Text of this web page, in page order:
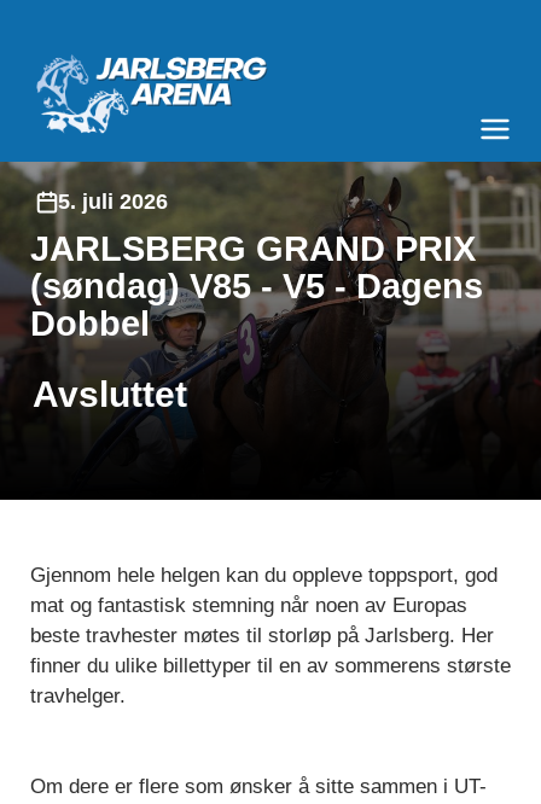
5. juli 2026
JARLSBERG GRAND PRIX
(søndag) V85 - V5 - Dagens
Dobbel
Avsluttet
Gjennom hele helgen kan du oppleve toppsport, god
mat og fantastisk stemning når noen av Europas
beste travhester møtes til storløp på Jarlsberg. Her
finner du ulike billettyper til en av sommerens største
travhelger.
Om dere er flere som ønsker å sitte sammen i UT-